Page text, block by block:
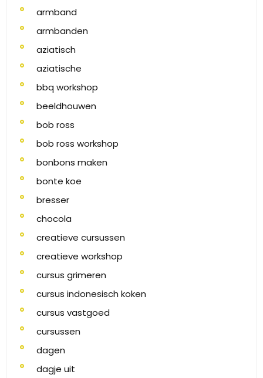
armband
armbanden
aziatisch
aziatische
bbq workshop
beeldhouwen
bob ross
bob ross workshop
bonbons maken
bonte koe
bresser
chocola
creatieve cursussen
creatieve workshop
cursus grimeren
cursus indonesisch koken
cursus vastgoed
cursussen
dagen
dagje uit